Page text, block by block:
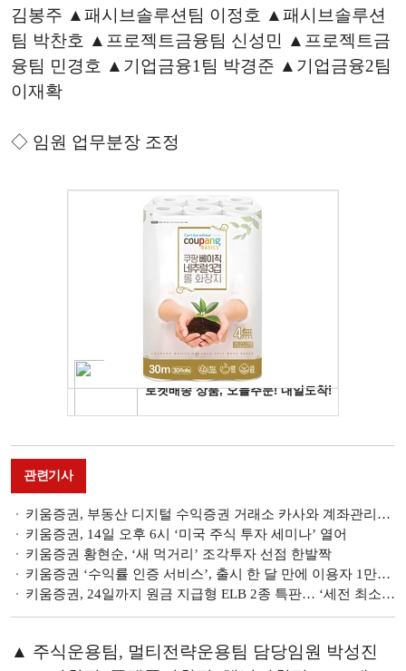
김봉주 ▲패시브솔루션팀 이정호 ▲패시브솔루션
팀 박찬호 ▲프로젝트금융팀 신성민 ▲프로젝트금
융팀 민경호 ▲기업금융1팀 박경준 ▲기업금융2팀
이재확
◇ 임원 업무분장 조정
관련기사
키움증권, 부동산 디지털 수익증권 거래소 카사와 계좌관리기관 업무제휴 계약 맞손
키움증권, 14일 오후 6시 ‘미국 주식 투자 세미나’ 열어
키움증권 황현순, ‘새 먹거리’ 조각투자 선점 한발짝
키움증권 ‘수익률 인증 서비스’, 출시 한 달 만에 이용자 1만명 돌파
키움증권, 24일까지 원금 지급형 ELB 2종 특판… ‘세전 최소 연 6.7% 지급’
▲ 주식운용팀, 멀티전략운용팀 담당임원 박성진